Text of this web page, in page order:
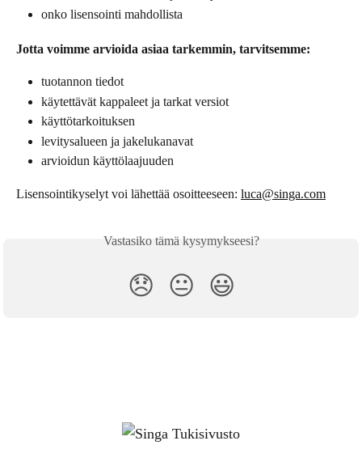
onko lisensointi mahdollista
Jotta voimme arvioida asiaa tarkemmin, tarvitsemme:
tuotannon tiedot
käytettävät kappaleet ja tarkat versiot
käyttötarkoituksen
levitysalueen ja jakelukanavat
arvioidun käyttölaajuuden
Lisensointikyselyt voi lähettää osoitteeseen: luca@singa.com
Vastasiko tämä kysymykseesi?
😞 😐 😃